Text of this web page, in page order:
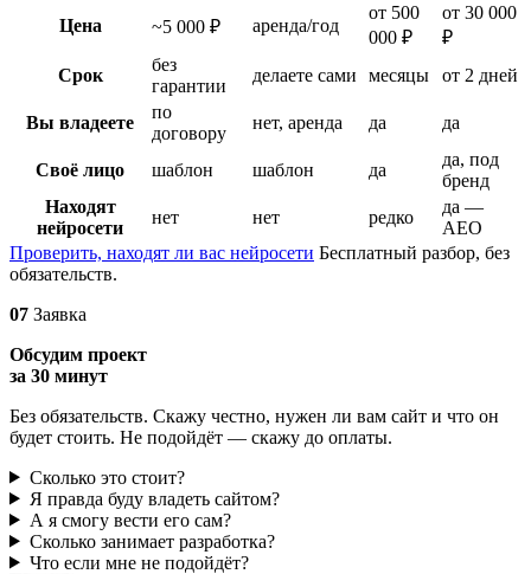
Цена
~5 000 ₽ аренда/год
от 500
000 ₽
от 30 000
₽
Срок
без
гарантии
делаете сами месяцы от 2 дней
Вы владеете
по
договору
нет, аренда да да
Своё лицо шаблон шаблон да
да, под
бренд
Находят
нейросети
нет нет редко
да —
AEO
Проверить, находят ли вас нейросети Бесплатный разбор, без
обязательств.
07 Заявка
Обсудим проект
за 30 минут
Без обязательств. Скажу честно, нужен ли вам сайт и что он
будет стоить. Не подойдёт — скажу до оплаты.
Сколько это стоит?
Я правда буду владеть сайтом?
А я смогу вести его сам?
Сколько занимает разработка?
Что если мне не подойдёт?